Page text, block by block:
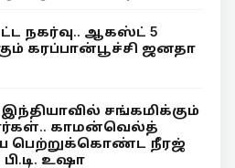
நகர்வு.. ஆகஸ்ட் 5
கரப்பான்பூச்சி ஜனதா
சங்கமிக்கும்
காமன்வெல்த்
பெற்றுக்கொண்ட நீரஜ்
உஷா